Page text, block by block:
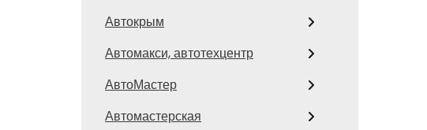
Автокрым
Автомакси, автотехцентр
АвтоМастер
Автомастерская